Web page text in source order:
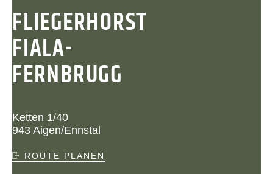
FLIEGERHORST
FIALA-
FERNBRUGG
Ketten 1/40
943 Aigen/Ennstal
ROUTE PLANEN